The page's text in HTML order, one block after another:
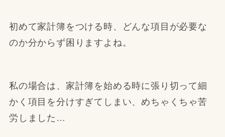
初めて家計簿をつける時、どんな項目が必要な
のか分からず困りますよね。
私の場合は、家計簿を始める時に張り切って細
かく項目を分けすぎてしまい、めちゃくちゃ苦
労しました…